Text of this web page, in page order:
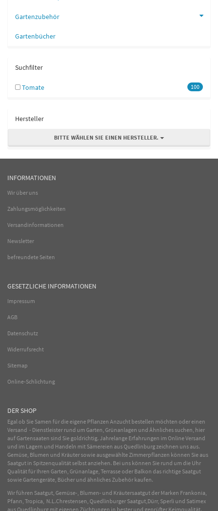
Gartenzubehör
Gartenbücher
Suchfilter
100
Tomate
Hersteller
BITTE WÄHLEN SIE EINEN HERSTELLER.
INFORMATIONEN
Wir über uns
Zahlungsmöglichkeiten
Versandinformationen
Newsletter
befreundete Seiten
GESETZLICHE INFORMATIONEN
Impressum
AGB
Datenschutz
Widerrufsrecht
Sitemap
Online-Schlichtung
DER SHOP
Egal ob Sie Samen für die eigene Pflanzen Anzucht bestellen möchten oder einen
Versand - Dienstleister rund um Garten, Grünanlagen und Ähnliches suchen, hier
auf Gartensaaten sind Sie goldrichtig. Jahrelange Erfahrungen im OnlineVersand
und im Lagern und Handeln mit Sämereien aus Quedlinburg zeichnen uns aus.
Gemüse, Blumen und Kräuter sowie ausgewählteZimmerpflanzen können Sie aus
Saatgut in Spitzenqualität selbst anziehen. Bei uns können Sie rund um die Uhr
Qualität für Ihren Garten, Grünanlage, Terrasse oder Balkon das richtige Saatgut
sowie Gartengeräte, Bücher und ähnliches Zubehör kaufen.
Wir führen Saatgut, Gemüse-, Blumen- und Kräutersaatgut der Marken Frankonia,
Pfann, Tropica, N.L.Chrestensen, Quedlinburger Saatgut,Dürr, Sperli und Satimex
aus Quedlinburg mit eigenen Züchtungen in bester und geprüfter Keimqualität.